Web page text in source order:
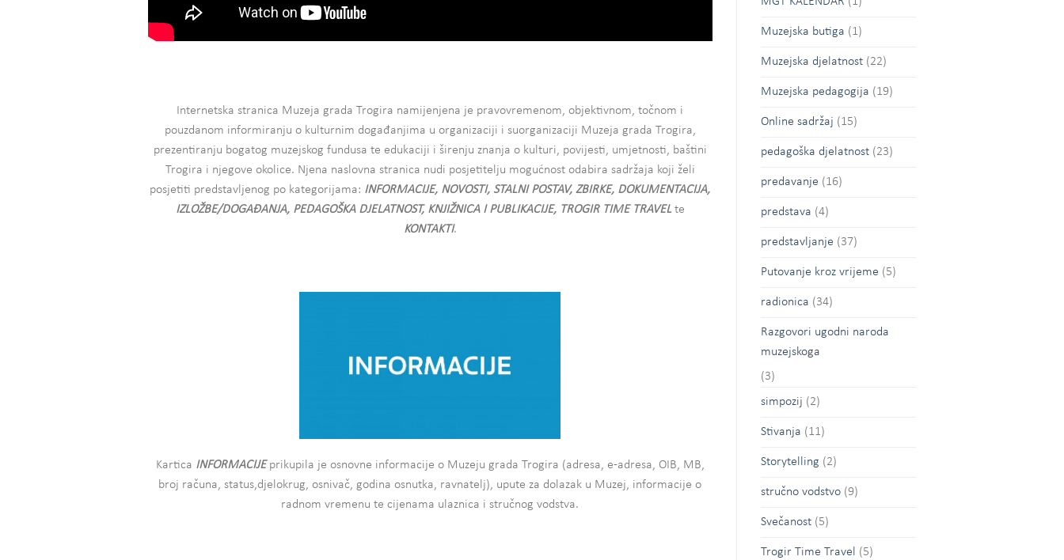
Internetska stranica Muzeja grada Trogira namijenjena je pravovremenom, objektivnom, točnom i
pouzdanom informiranju o kulturnim događanjima u organizaciji i suorganizaciji Muzeja grada Trogira,
prezentiranju bogatog muzejskog fundusa te edukaciji i širenju znanja o kulturi, povijesti, umjetnosti, baštini
Trogira i njegove okolice. Njena naslovna stranica nudi posjetitelju mogućnost odabira sadržaja koji želi
posjetiti predstavljenog po kategorijama: INFORMACIJE, NOVOSTI, STALNI POSTAV, ZBIRKE, DOKUMENTACIJA,
IZLOŽBE/DOGAĐANJA, PEDAGOŠKA DJELATNOST, KNJIŽNICA I PUBLIKACIJE, TROGIR TIME TRAVELte
KONTAKTI.
Kartica INFORMACIJEprikupila je osnovne informacije o Muzeju grada Trogira (adresa, e-adresa, OIB, MB,
broj računa, status,djelokrug, osnivač, godina osnutka, ravnatelj), upute za dolazak u Muzej, informacije o
radnom vremenu te cijenama ulaznica i stručnog vodstva.
Muzejska butiga (1)
Muzejska djelatnost(22)
Muzejska pedagogija (19)
Online sadržaj (15)
pedagoška djelatnost(23)
predavanje (16)
predstava (4)
predstavljanje (37)
Putovanje kroz vrijeme (5)
radionica (34)
Razgovori ugodni naroda
muzejskoga
(3)
simpozij (2)
Stivanja (11)
Storytelling (2)
stručno vodstvo(9)
Svečanost(5)
Trogir Time Travel (5)